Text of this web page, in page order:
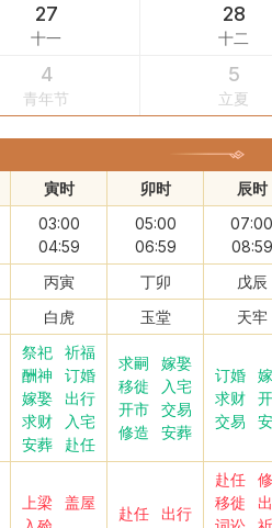
27
十一
28
十二
4
青年节
5
立夏
寅时 卯时 辰时
03:00
04:59
05:00
06:59
07:00
08:59
丙寅 丁卯 戊辰
白虎 玉堂 天牢
祭祀
祈福
酬神
订婚
嫁娶
出行
求财
入宅
安葬
赴任
求嗣
嫁娶
移徙
入宅
开市
交易
修造
安葬
订婚
求财
交易
上梁
盖屋
赴任 出行
赴任
移徙